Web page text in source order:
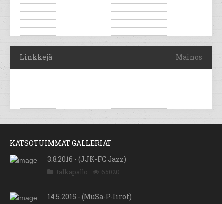
Linkkejä Mainos
KATSOTUIMMAT GALLERIAT
3.8.2016 - (JJK-FC Jazz)
Jalkapallo 65020
14.5.2015 - (MuSa-P-Iirot)